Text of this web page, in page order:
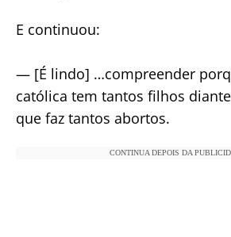
E continuou:
— [É lindo] …compreender
católica tem tantos filhos
que faz tantos abortos.
CONTINUA DEPOIS DA